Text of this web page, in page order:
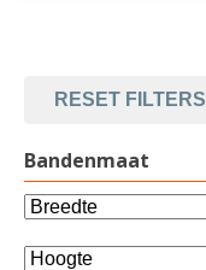
RESET FILTERS
Bandenmaat